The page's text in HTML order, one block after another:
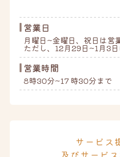
営業日
月曜日~金曜日、祝日は営
ただし、12月29日~1月3日
営業時間
8時30分~17 時30分まで
サービス